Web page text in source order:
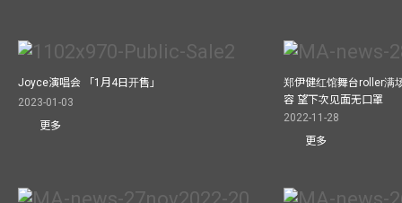
Joyce演唱会 「1月4日开售」
2023-01-03
更多
郑伊健红馆舞台roller满
容 望下次见面无口罩
2022-11-28
更多